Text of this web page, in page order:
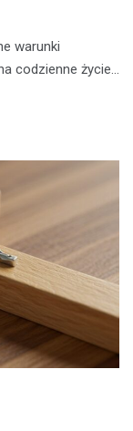
warunki
codzienne życie…